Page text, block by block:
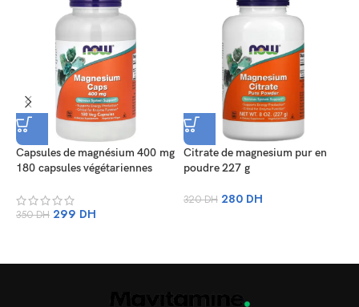
Capsules de magnésium 400 mg
180 capsules végétariennes
350DH 299 DH
Citrate de magnesium pur en
poudre 227 g
320DH 280 DH